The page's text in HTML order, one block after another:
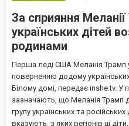
За сприяння
українських дітей
родинами
Перша леді США Меланія Трамп
поверненню додому
Білому домі, передає inshe.tv. У
зазначають, що Меланія Трамп
групу українських та
вказують, з яких регіонів ці